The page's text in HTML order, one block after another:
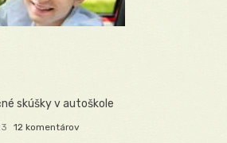
skúšky v autoškole
12 komentárov